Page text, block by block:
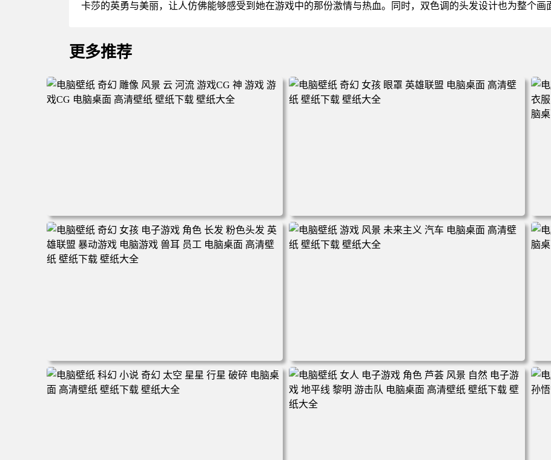
卡莎的英勇与美丽，让人仿佛能够感受到她在游戏中的那份激情与热血。同时，双色调的头发设计也为整个画
更多推荐
电脑壁纸 奇幻 雕像 风景 云 河流 游戏CG 神 游戏 游戏CG
电脑桌面 高清壁纸 壁纸下载 壁纸大全
电脑壁纸 奇幻 女孩 眼罩 英雄联盟 电脑桌面 高清壁纸 壁纸
下载 壁纸大全
电
权
电脑壁纸 奇幻 女孩 电子游戏 角色 长发 粉色头发 英雄联盟
暴动游戏 电脑游戏 兽耳 员工 电脑桌面 高清壁纸 壁纸下载
电脑壁纸 游戏 风景 未来主义 汽车 电脑桌面 高清壁纸 壁纸
下载 壁纸大全
电
高